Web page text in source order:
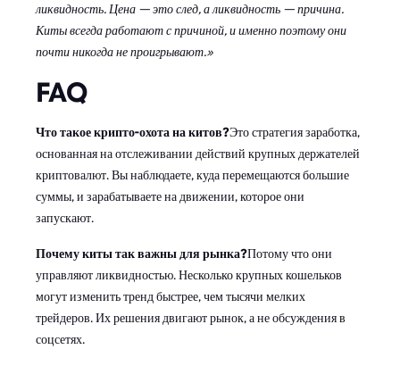
ликвидность. Цена — это след, а ликвидность — причина.
Киты всегда работают с причиной, и именно поэтому они
почти никогда не проигрывают.»
FAQ
Что такое крипто-охота на китов?Это стратегия заработка,
основанная на отслеживании действий крупных держателей
криптовалют. Вы наблюдаете, куда перемещаются большие
суммы, и зарабатываете на движении, которое они
запускают.
Почему киты так важны для рынка?Потому что они
управляют ликвидностью. Несколько крупных кошельков
могут изменить тренд быстрее, чем тысячи мелких
трейдеров. Их решения двигают рынок, а не обсуждения в
соцсетях.